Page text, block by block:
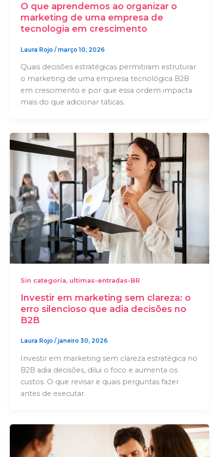
O que aprendemos ao organizar o
marketing de uma empresa de
tecnologia em crescimento
Laura Rojo / março 10, 2026
Quais decisões estratégicas permitiram estruturar
o marketing de uma empresa tecnológica B2B
em crescimento e por que essa ordem impacta
mais do que adicionar táticas.
Sin categoría, ultimas-entradas-BR
Investir em marketing sem clareza: o
erro silencioso que adia decisões no
B2B
Laura Rojo / janeiro 30, 2026
Investir em marketing sem clareza estratégica no
B2B adia decisões, dilui o foco e aumenta os
custos. O que revisar e quais perguntas fazer
antes de executar.